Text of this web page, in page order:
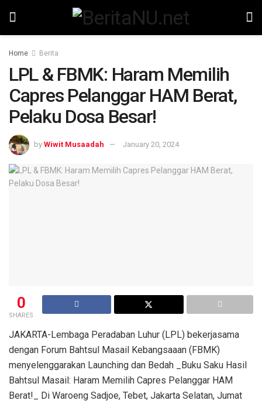
Home Berita
LPL & FBMK: Haram Memilih
Capres Pelanggar HAM Berat,
Pelaku Dosa Besar!
by Wiwit Musaadah January 20, 2024
0
SHARES
JAKARTA-Lembaga Peradaban Luhur (LPL) bekerjasama
dengan Forum Bahtsul Masail Kebangsaaan (FBMK)
menyelenggarakan Launching dan Bedah _Buku Saku Hasil
Bahtsul Masail: Haram Memilih Capres Pelanggar HAM
Berat!_ Di Waroeng Sadjoe, Tebet, Jakarta Selatan, Jumat